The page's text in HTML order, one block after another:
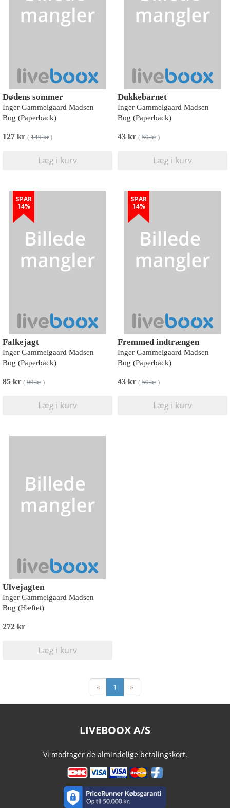
Dødens sommer
Inger Gammelgaard Madsen
Bog (Paperback)
127 kr ( 149 kr)
Læg i kurv
Dukkebarnet
Inger Gammelgaard Madsen
Bog (Paperback)
43 kr ( 50 kr)
Læg i kurv
SPAR
14%
Falkejagt
Inger Gammelgaard Madsen
Bog (Paperback)
85 kr ( 99 kr)
Læg i kurv
SPAR
14%
Fremmed indtrængen
Inger Gammelgaard Madsen
Bog (Paperback)
43 kr ( 50 kr)
Læg i kurv
Ulvejagten
Inger Gammelgaard Madsen
Bog (Hæftet)
272 kr
Læg i kurv
« 1 »
LIVEBOOX A/S
Vi modtager de almindelige betalingskort.